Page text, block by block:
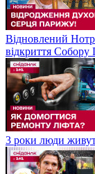
Відновлений
відкриття Собору
3 роки люди